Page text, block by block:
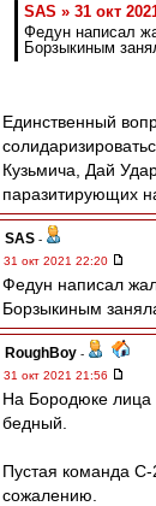
SAS » 31 окт
Федун написал
Борзыкиным
Единственный
Кузьмича, Дай
паразитирующих
SAS -
31 окт 2021 22:20
Федун написал
Борзыкиным
RoughBoy -
31 окт 2021 21:56
На Бородюке лица
бедный.
Пустая команда С-
сожалению.